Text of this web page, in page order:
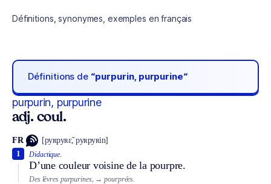
Définitions, synonymes, exemples en français
Définitions de “purpurin, purpurine“
purpurin, purpurine
adj. coul.
FR [pyʀpyʀɛ̃, pyʀpyʀin]
Didactique.
D’une couleur voisine de la pourpre.
1
Des lèvres purpurines, → pourprées.